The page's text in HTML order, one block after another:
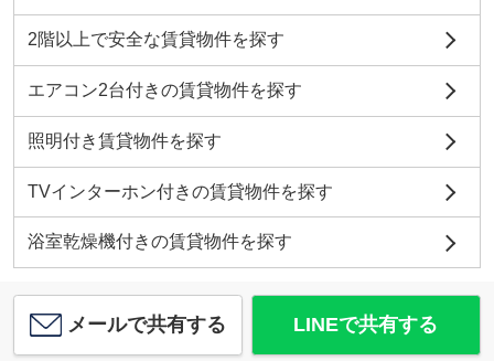
2階以上で安全な賃貸物件を探す
エアコン2台付きの賃貸物件を探す
照明付き賃貸物件を探す
TVインターホン付きの賃貸物件を探す
浴室乾燥機付きの賃貸物件を探す
メールで共有する LINEで共有する